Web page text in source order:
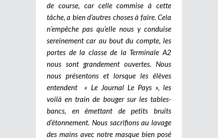
de course, car celle commise à cette
tâche, a bien d’autres choses à faire. Cela
n’empêche pas qu’elle nous y conduise
sereinement car au bout du compte, les
portes de la classe de la Terminale A2
nous sont grandement ouvertes. Nous
nous présentons et lorsque les élèves
entendent « Le Journal Le Pays », les
voilà en train de bouger sur les tables-
bancs, en émettant de petits bruits
d’étonnement. Nous sacrifions au lavage
des mains avec notre masque bien posé